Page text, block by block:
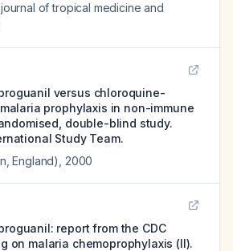
of tropical medicine and
versus chloroquine-
prophylaxis in non-immune
double-blind study.
Study Team.
England)
2000
report from the CDC
on malaria chemoprophylaxis (II).